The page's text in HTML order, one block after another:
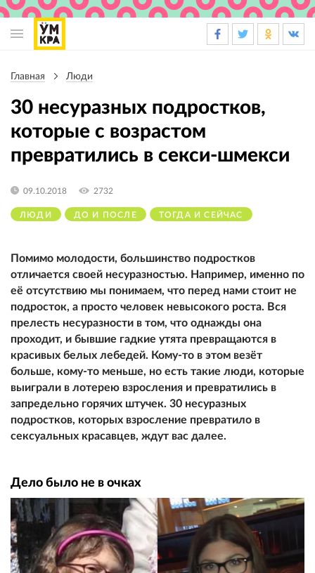
навигации
Главная Люди
30 несуразных подростков,
которые с возрастом
превратились в секси-шмекси
ЛЮДИ ДО И ПОСЛЕ ТОГДА И СЕЙЧАС
09.10.2018 2732
Помимо молодости, большинство подростков
отличается своей несуразностью. Например, именно по
её отсутствию мы понимаем, что перед нами стоит не
подросток, а просто человек невысокого роста. Вся
прелесть несуразности в том, что однажды она
проходит, и бывшие гадкие утята превращаются в
красивых белых лебедей. Кому-то в этом везёт
больше, кому-то меньше, но есть такие люди, которые
выиграли в лотерею взросления и превратились в
запредельно горячих штучек. 30 несуразных
подростков, которых взросление превратило в
сексуальных красавцев, ждут вас далее.
Дело было не в очках